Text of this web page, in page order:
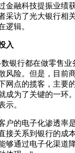
金融科技提振业绩
采访了光大银行相
逻辑。
入
行都在做零售业
风险。但是，目前
网点的揽客，主要
成为了关键的一环
示。
的电子化渗透率
接关系到银行的成
够通过电子化渠道